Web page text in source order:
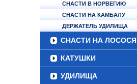
СНАСТИ В НОРВЕГИЮ
СНАСТИ НА КАМБАЛУ
ДЕРЖАТЕЛЬ УДИЛИЩА
СНАСТИ НА ЛОСОСЯ
КАТУШКИ
УДИЛИЩА